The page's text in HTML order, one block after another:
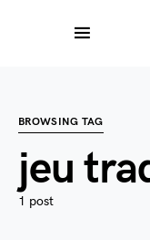
BROWSING TAG
jeu
1 post